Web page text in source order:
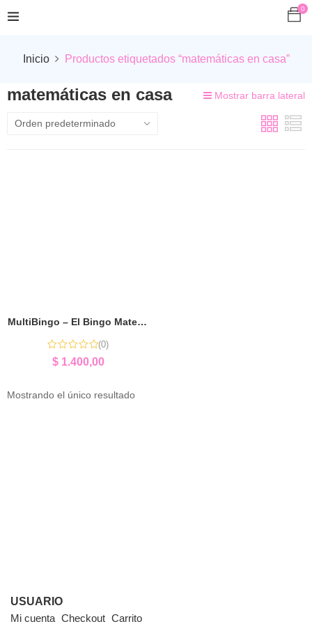
0
Inicio Productos etiquetados “matemáticas en casa”
matemáticas en casa Mostrar barra lateral
MultiBingo – El Bingo Matemático | Aprender Matemática Jugando
(0)
$1.400,00
Mostrando el único resultado
USUARIO
Mi cuenta Checkout Carrito